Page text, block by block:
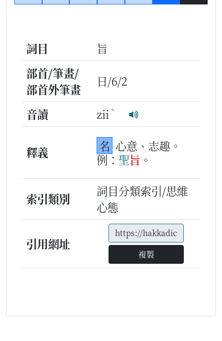
詞目
旨
部首/筆畫/
部首外筆畫
日/6/2
音讀 zii ˋ
釋義 名 心意、志趣。
例： 聖旨 。
索引類別
詞目分類索引/思維
心態
引用網址
複製